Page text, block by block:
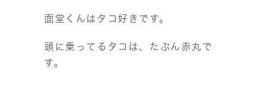
面堂くんはタコ好きです。
頭に乗ってるタコは、たぶん赤丸で
す。